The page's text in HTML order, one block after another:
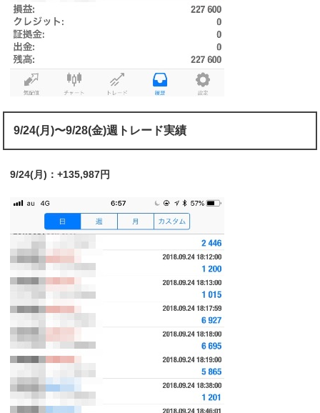
9/24(月)〜9/28(金)週トレード実績
9/24(月)：+135,987円